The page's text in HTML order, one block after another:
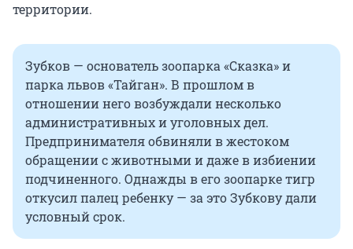
территории.
Зубков — основатель зоопарка «Сказка» и
парка львов «Тайган». В прошлом в
отношении него возбуждали несколько
административных и уголовных дел.
Предпринимателя обвиняли в жестоком
обращении с животными и даже в избиении
подчиненного. Однажды в его зоопарке тигр
откусил палец ребенку — за это Зубкову дали
условный срок.